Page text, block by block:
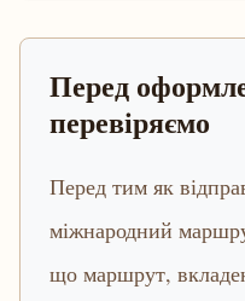
Перед
перевіряємо
Перед тим як
міжнародний
що маршрут,